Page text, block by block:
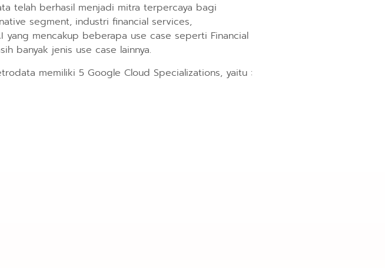
telah berhasil menjadi mitra terpercaya bagi
segment, industri financial services,
yang mencakup beberapa use case seperti Financial
banyak jenis use case lainnya.
memiliki 5 Google Cloud Specializations, yaitu :